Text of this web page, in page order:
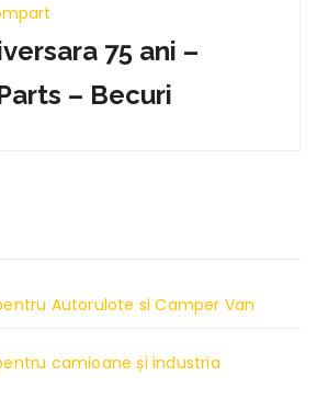
75 ani –
– Becuri
Autorulote si Camper Van
camioane și industria